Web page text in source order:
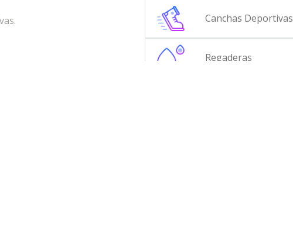
Canchas Deportivas
Regaderas